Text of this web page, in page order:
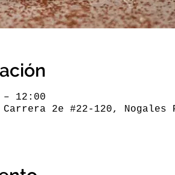
12:00
2e #22-120, Nogales